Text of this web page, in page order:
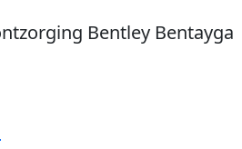
Bentley Bentayga